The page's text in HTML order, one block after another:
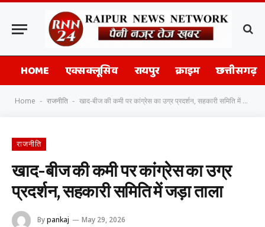
HOME एक्सक्लूसिव रायपुर क्राइम छत्तीसगढ़
Home - राजनीति - खाद-बीज की कमी पर कांग्रेस का उग्र प्रदर्शन, सहकारी समिति में जड़ा ताला
राजनीति
खाद-बीज की कमी पर कांग्रेस का उग्र
प्रदर्शन, सहकारी समिति में जड़ा ताला
Bypankaj May 29, 2026